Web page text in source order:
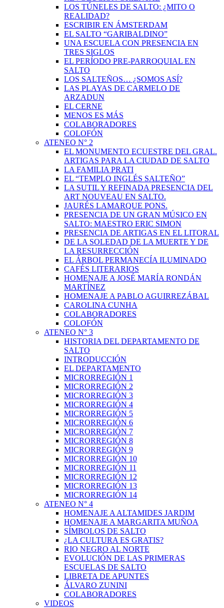
LOS TÚNELES DE SALTO: ¿MITO O
REALIDAD?
ESCRIBIR EN ÁMSTERDAM
EL SALTO “GARIBALDINO”
UNA ESCUELA CON PRESENCIA EN
TRES SIGLOS
EL PERÍODO PRE-PARROQUIAL EN
SALTO
LOS SALTEÑOS… ¿SOMOS ASÍ?
LAS PLAYAS DE CARMELO DE
ARZADUN
EL CERNE
MENOS ES MÁS
COLABORADORES
COLOFÓN
ATENEO N° 2
EL MONUMENTO ECUESTRE DEL GRAL.
ARTIGAS PARA LA CIUDAD DE SALTO
LA FAMILIA PRATI
EL “TEMPLO INGLÉS SALTEÑO”
LA SUTIL Y REFINADA PRESENCIA DEL
ART NOUVEAU EN SALTO.
JAURÉS LAMARQUE PONS.
PRESENCIA DE UN GRAN MÚSICO EN
SALTO: MAESTRO ERIC SIMON
PRESENCIA DE ARTIGAS EN EL LITORAL
DE LA SOLEDAD DE LA MUERTE Y DE
LA RESURRECCIÓN
EL ÁRBOL PERMANECÍA ILUMINADO
CAFÉS LITERARIOS
HOMENAJE A JOSÉ MARÍA RONDÁN
MARTÍNEZ
HOMENAJE A PABLO AGUIRREZÁBAL
CAROLINA CUNHA
COLABORADORES
COLOFÓN
ATENEO N° 3
HISTORIA DEL DEPARTAMENTO DE
SALTO
INTRODUCCIÓN
EL DEPARTAMENTO
MICRORREGIÓN 1
MICRORREGIÓN 2
MICRORREGIÓN 3
MICRORREGIÓN 4
MICRORREGIÓN 5
MICRORREGIÓN 6
MICRORREGIÓN 7
MICRORREGIÓN 8
MICRORREGIÓN 9
MICRORREGIÓN 10
MICRORREGIÓN 11
MICRORREGIÓN 12
MICRORREGIÓN 13
MICRORREGIÓN 14
ATENEO N° 4
HOMENAJE A ALTAMIDES JARDIM
HOMENAJE A MARGARITA MUÑOA
SÍMBOLOS DE SALTO
¿LA CULTURA ES GRATIS?
RIO NEGRO AL NORTE
EVOLUCIÓN DE LAS PRIMERAS
ESCUELAS DE SALTO
LIBRETA DE APUNTES
ÁLVARO ZUNINI
COLABORADORES
VIDEOS